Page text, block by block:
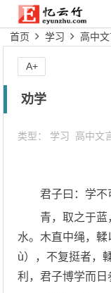
首页 学习 高中
劝学
类型： 学习 高中文
君子曰：学不
青，取之于蓝
水。木直中绳，
ù），不复挺者，
利，君子博学而日
A+